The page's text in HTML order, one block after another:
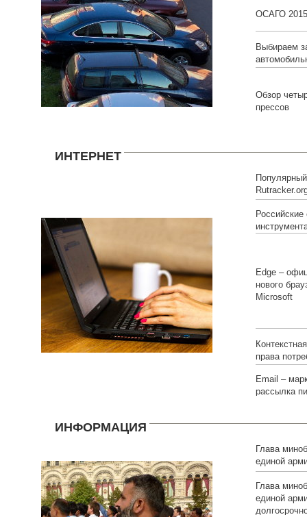
ОСАГО 2015
Выбираем
Обзор
прессов
ИНТЕРНЕТ
Edge –
нового
Microsoft
права
Email –
рассылка
ИНФОРМАЦИЯ
Глава
единой
Глава
единой